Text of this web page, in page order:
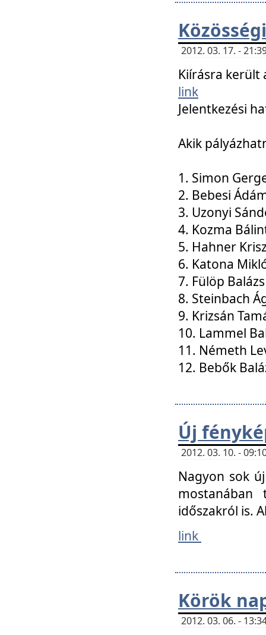
2012. 03. 17. -
Kiírásra került
link
Jelentkezési
Akik
1. Simon
2. Bebesi
3. Uzonyi
4. Kozma
5. Hahner
6. Katona
7. Fülöp Balázs
8. Steinbach
9. Krizsán
10. Lammel
11. Németh
12. Bebők
Új
2012. 03. 10. -
Nagyon sok
mostanában
időszakról is.
link
Körök
2012. 03. 06. -